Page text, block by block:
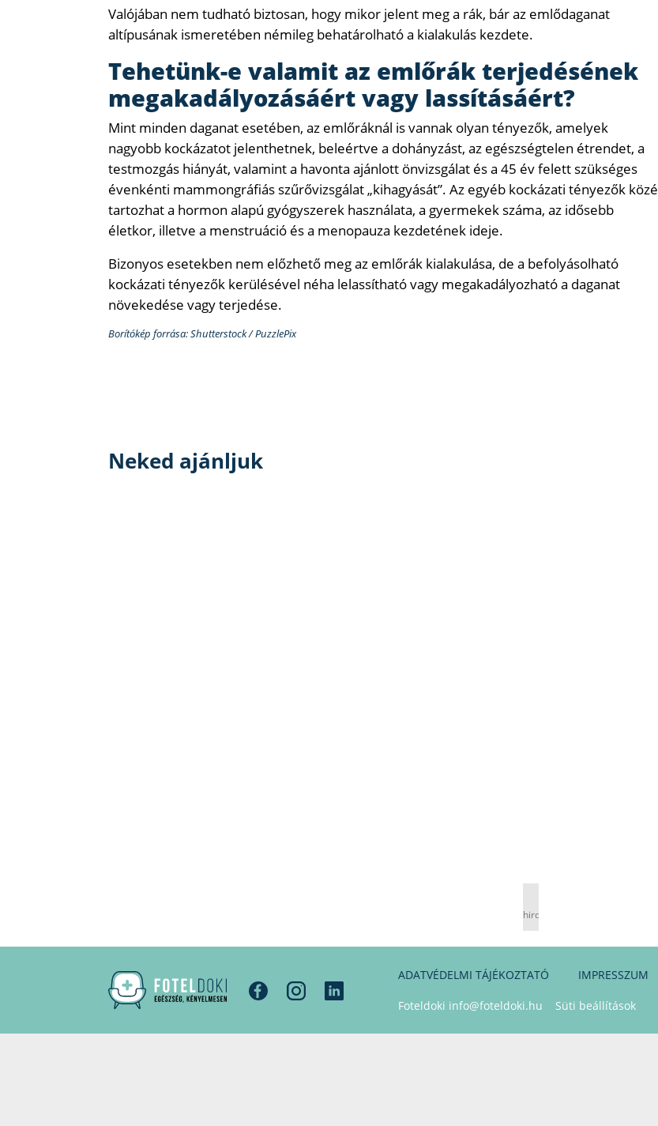
Valójában nem tudható biztosan, hogy mikor jelent meg a rák, bár az emlődaganat
altípusának ismeretében némileg behatárolható a kialakulás kezdete.
Tehetünk-e valamit az emlőrák terjedésének
megakadályozásáért vagy lassításáért?
Mint minden daganat esetében, az emlőráknál is vannak olyan tényezők, amelyek
nagyobb kockázatot jelenthetnek, beleértve a dohányzást, az egészségtelen étrendet, a
testmozgás hiányát, valamint a havonta ajánlott önvizsgálat és a 45 év felett szükséges
évenkénti mammongráfiás szűrővizsgálat „kihagyását”. Az egyéb kockázati tényezők közé
tartozhat a hormon alapú gyógyszerek használata, a gyermekek száma, az idősebb
életkor, illetve a menstruáció és a menopauza kezdetének ideje.
Bizonyos esetekben nem előzhető meg az emlőrák kialakulása, de a befolyásolható
kockázati tényezők kerülésével néha lelassítható vagy megakadályozható a daganat
növekedése vagy terjedése.
Borítókép forrása: Shutterstock / PuzzlePix
Neked ajánljuk
hirdetés
ADATVÉDELMI TÁJÉKOZTATÓ IMPRESSZUM
Foteldoki info@foteldoki.hu Süti beállítások